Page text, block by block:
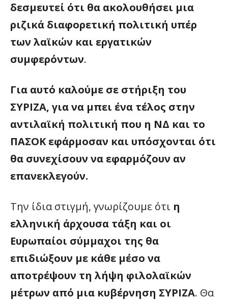
δεσμευτεί ότι θα ακολουθήσει μια
ριζικά διαφορετική πολιτική υπέρ
των λαϊκών και εργατικών
συμφερόντων.
Για αυτό καλούμε σε στήριξη του
ΣΥΡΙΖΑ, για να μπει ένα τέλος στην
αντιλαϊκή πολιτική που η ΝΔ και το
ΠΑΣΟΚ εφάρμοσαν και υπόσχονται ότι
θα συνεχίσουν να εφαρμόζουν αν
επανεκλεγούν.
Την ίδια στιγμή, γνωρίζουμε ότι η
ελληνική άρχουσα τάξη και οι
Ευρωπαίοι σύμμαχοι της θα
επιδιώξουν με κάθε μέσο να
αποτρέψουν τη λήψη φιλολαϊκών
μέτρων από μια κυβέρνηση ΣΥΡΙΖΑ. Θα